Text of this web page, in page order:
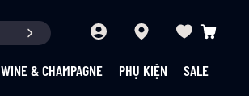
WINE & CHAMPAGNE PHỤ KIỆN SALE